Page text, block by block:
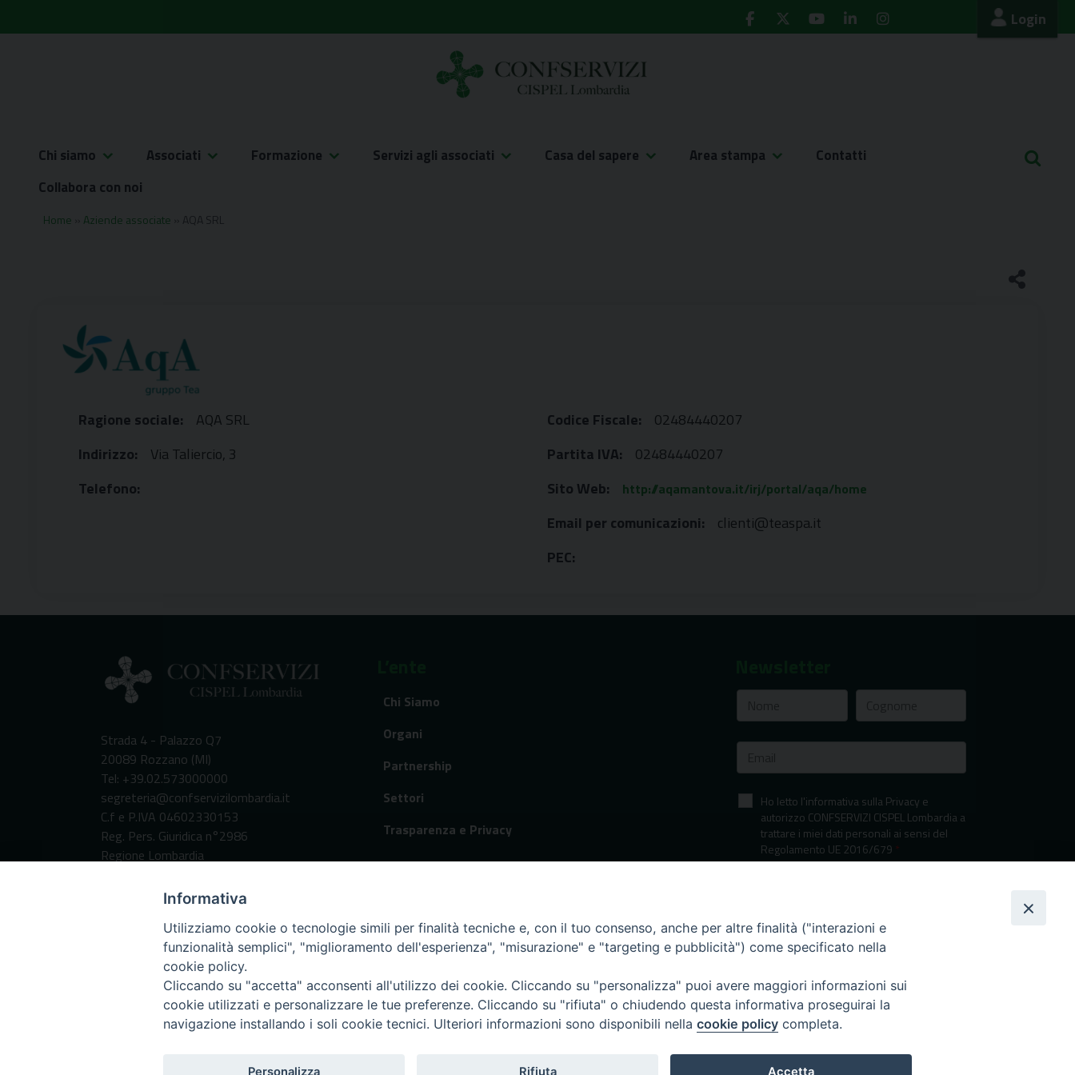
to
Login
Chi siamo Associati Formazione Servizi agli associati Casa del sapere Area stampa
Contatti
Collabora con noi
Home Aziende associate AQA SRL
Ragione sociale:
AQA SRL
Indirizzo:
Via Taliercio, 3
Telefono:
Codice Fiscale:
02484440207
Partita IVA:
02484440207
Sito Web:
http://aqamantova.it/irj/portal/aqa/home
Email per comunicazioni:
clienti@teaspa.it
PEC:
Strada 4 - Palazzo Q7
20089 Rozzano (MI)
Tel: +39.02.573000000
segreteria@confservizilombardia.it
C.f e P.IVA 04602330153
Reg. Pers. Giuridica n°2986
Regione Lombardia
Chi Siamo
Organi
Partnership
Settori
Trasparenza e Privacy
Ho letto l'informativa sulla Privacy e
autorizzo CONFSERVIZI CISPEL Lombardia a
trattare i miei dati personali ai sensi del
Regolamento UE 2016/679 *
Informativa sulla privacy
I nostri canali social
Informativa
Utilizziamo cookie o tecnologie simili per finalità tecniche e, con il tuo consenso, anche per altre finalità ("interazioni e
funzionalità semplici", "miglioramento dell'esperienza", "misurazione" e "targeting e pubblicità") come specificato nella
cookie policy.
Cliccando su "accetta" acconsenti all'utilizzo dei cookie. Cliccando su "personalizza" puoi avere maggiori informazioni sui
cookie utilizzati e personalizzare le tue preferenze. Cliccando su "rifiuta" o chiudendo questa informativa proseguirai la
navigazione installando i soli cookie tecnici. Ulteriori informazioni sono disponibili nella cookie policy completa.
Personalizza Rifiuta Accetta